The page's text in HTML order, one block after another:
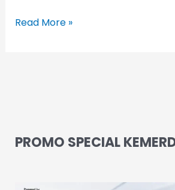
Read More »
PROMO SPECIAL